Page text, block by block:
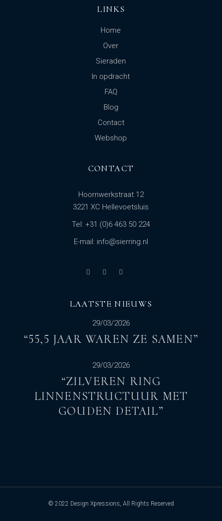
LINKS
Home
Over
Sieraden
In opdracht
FAQ
Blog
Contact
Webshop
CONTACT
Hoornwerkstraat 12
3221 XC Hellevoetsluis
Tel: +31 (0)6 463 50 224
E-mail: info@sierring.nl
LAATSTE NIEUWS
29/03/2026
“55,5 JAAR WAREN ZE SAMEN”
29/03/2026
“ZILVEREN RING
LINNENSTRUCTUUR MET
GOUDEN DETAIL”
© 2022 Design Xpressions, All Rights Reserved